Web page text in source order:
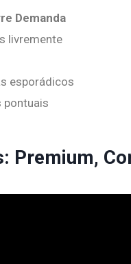
Demanda
livremente
esporádicos
pontuais
Premium,